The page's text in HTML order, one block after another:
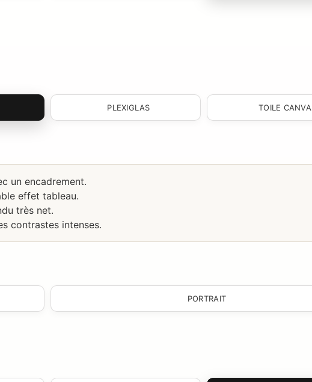
PLEXIGLAS TOILE CANVA
un encadrement.
effet tableau.
très net.
contrastes intenses.
PORTRAIT